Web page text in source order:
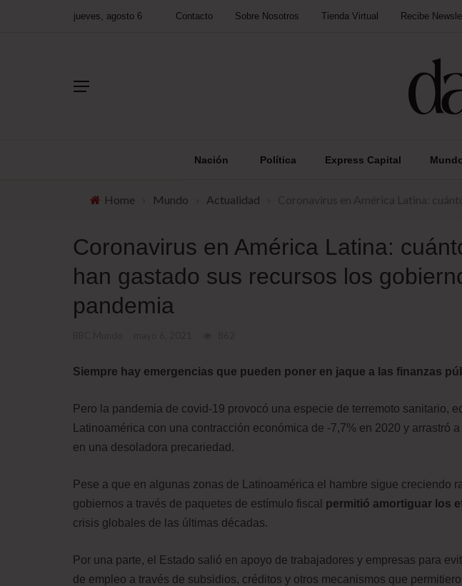
jueves, agosto 6 Contacto Sobre Nosotros Tienda Virtual Recibe
Nación Política Express Capital
Home Mundo Actualidad
Coronavirus en América Latina:
han gastado sus recursos los
pandemia
Siempre hay emergencias que pueden poner en jaque a las finanzas
Pero la pandemia de covid-19 provocó una especie de terremoto sanitario,
Latinoamérica con una contracción económica de -7,7% en 2020 y arrastró
en una desoladora precariedad.
Pese a que en algunas zonas de Latinoamérica el hambre sigue creciendo
gobiernos a través de paquetes de estímulo fiscal permitió amortiguar los
crisis globales de las últimas décadas.
Por una parte, el Estado salió en apoyo de trabajadores y empresas para
de empleo a través de subsidios, créditos y otros mecanismos que